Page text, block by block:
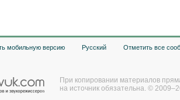
мобильную версию Русский Отметить все
При копировании материалов
на источник обязательна. ©